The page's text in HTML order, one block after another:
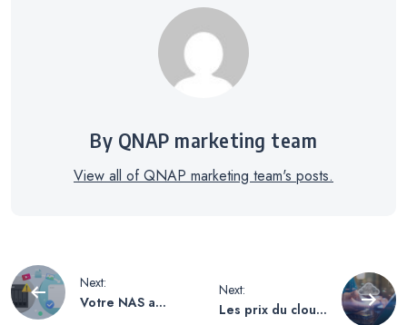
By QNAP marketing team
View all of QNAP marketing team's posts.
Navigation
Next:
Votre NAS a
Next:
Les prix du cloud